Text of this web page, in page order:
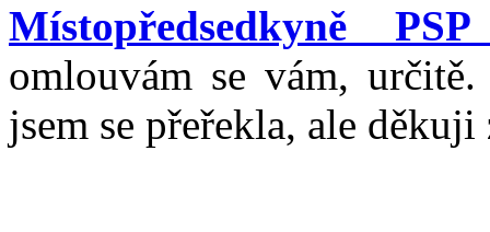
Místopředsedkyně
omlouvám se vám,
jsem se přeřekla, ale